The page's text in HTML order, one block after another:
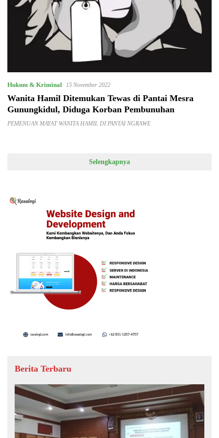
Hukum & Kriminal 15 November 2022
Wanita Hamil Ditemukan Tewas di Pantai Mesra
Gunungkidul, Diduga Korban Pembunuhan
PEMENUAN MAYAT WANITA HAMIL DI PANTAI NGRAWE
Selengkapnya
Berita Terbaru